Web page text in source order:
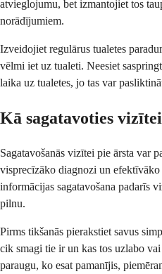
atvieglojumu, bet izmantojiet tos
norādījumiem.
Izveidojiet regulārus tualetes
vēlmi iet uz tualeti. Neesiet
laika uz tualetes, jo tas var
Kā sagatavoties
Sagatavošanās vizītei pie ārsta var
visprecīzāko diagnozi un efektīvāko
informācijas sagatavošana padarīs
pilnu.
Pirms tikšanās pierakstiet savus
cik smagi tie ir un kas tos uzlabo
paraugu, ko esat pamanījis,